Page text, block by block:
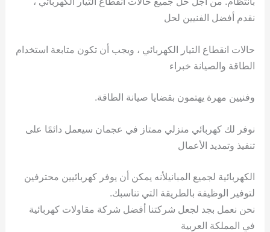
نقدم أفضل الفنيين لحل
حالات انقطاع التيار الكهربائي ، ويجب أن تكون متابعة استخدام
الطاقة والصيانة خبراء
وفنيين مهرة يهتمون بقضايا صيانة الطاقة.
نوفر لك كهربائي منزلي ممتاز في عجمان سيعمل دائمًا على
تنفيذ وتمديد الأعمال
الكهربائية لجميع المبانيلأنه يمكن أن يوفر كهربائيين محترفين
لتوفير الوظيفة بالطريقة التي تناسبك.
نحن نعمل بجد لجعل شركتنا أفضل شركة مقاولات كهربائية
في المملكة العربية